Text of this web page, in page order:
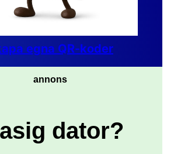
egna QR-koder
annons
dator?